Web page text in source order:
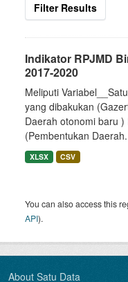
Filter Results
Indikator RPJMD
2017-2020
Meliputi
yang dibakukan
Daerah otonomi baru
(Pembentukan
XLSX CSV
You can also access this
API).
About Satu Data